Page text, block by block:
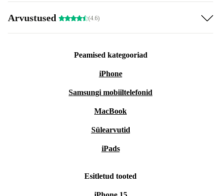
Arvustused (4.6)
Peamised kategooriad
iPhone
Samsungi mobiiltelefonid
MacBook
Sülearvutid
iPads
Esitletud tooted